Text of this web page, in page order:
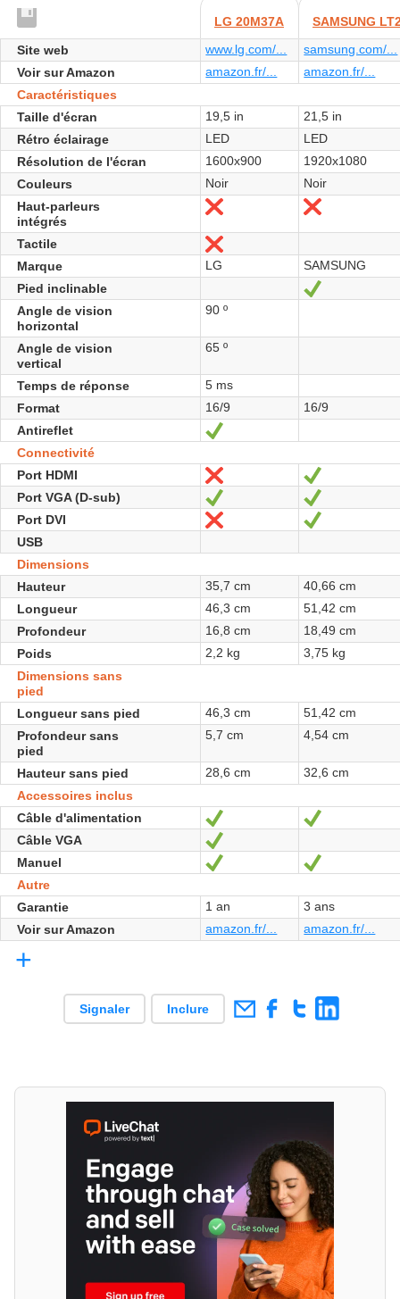
LG 20M37A
SAMSUNG
Site web
www.lg.com/...
samsung.com/...
Voir sur Amazon
amazon.fr/...
amazon.fr/...
Caractéristiques
Taille d'écran
19,5 in
21,5 in
Rétro éclairage
LED
LED
Résolution de l'écran
1600x900
1920x1080
Couleurs
Noir
Noir
Haut-parleurs
intégrés
Non Non
Tactile
Non
Marque
LG
SAMSUNG
Pied inclinable
Oui
Angle de vision
horizontal
90 º
Angle de vision
vertical
65 º
Temps de réponse
5 ms
Format
16/9
16/9
Antireflet
Oui
Connectivité
Port HDMI
Non
Oui
Port VGA (D-sub)
Oui
Oui
Port DVI
Non
Oui
USB
Dimensions
Hauteur
35,7 cm
40,66 cm
Longueur
46,3 cm
51,42 cm
Profondeur
16,8 cm
18,49 cm
Poids
2,2 kg
3,75 kg
Dimensions sans
pied
Longueur sans pied
46,3 cm
51,42 cm
Profondeur sans
pied
5,7 cm 4,54 cm
Hauteur sans pied 28,6 cm
32,6 cm
Accessoires inclus
Câble d'alimentation
Oui
Oui
Câble VGA
Oui
Manuel
Oui
Oui
Autre
Garantie
1 an
3 ans
Voir sur Amazon
amazon.fr/... amazon.fr/...
+
Signaler Inclure